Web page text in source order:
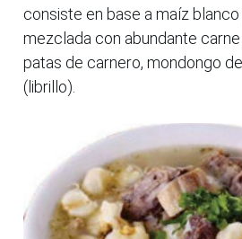
consiste en base a maíz
mezclada con abundante
patas de carnero, mondongo
(librillo).